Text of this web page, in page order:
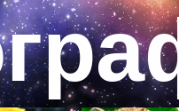
ID ресурса: 12008